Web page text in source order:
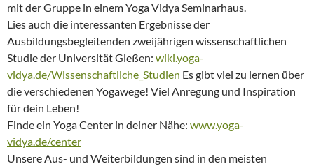
mit der Gruppe in einem Yoga Vidya Seminarhaus.
Lies auch die interessanten Ergebnisse der
Ausbildungsbegleitenden zweijährigen wissenschaftlichen
Studie der Universität Gießen: wiki.yoga-
vidya.de/Wissenschaftliche_Studien Es gibt viel zu lernen über
die verschiedenen Yogawege! Viel Anregung und Inspiration
für dein Leben!
Finde ein Yoga Center in deiner Nähe: www.yoga-
vidya.de/center
Unsere Aus- und Weiterbildungen sind in den meisten